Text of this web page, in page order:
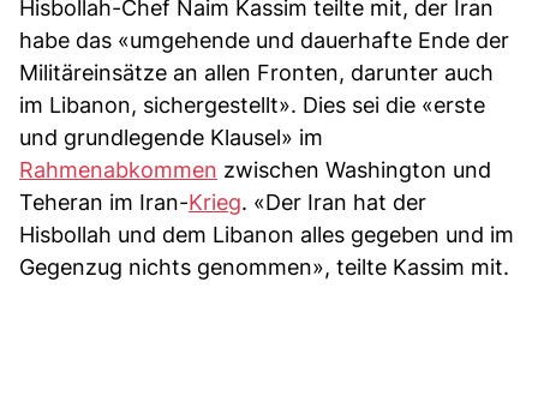
Hisbollah-Chef Naim Kassim teilte mit, der Iran
habe das «umgehende und dauerhafte Ende der
Militäreinsätze an allen Fronten, darunter auch
im Libanon, sichergestellt». Dies sei die «erste
und grundlegende Klausel» im
Rahmenabkommen zwischen Washington und
Teheran im Iran-Krieg. «Der Iran hat der
Hisbollah und dem Libanon alles gegeben und im
Gegenzug nichts genommen», teilte Kassim mit.